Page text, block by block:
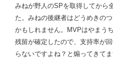
みねが野人のSPを取得してから
た。みねの後継者はどうめきの
かもしれません。 MVPはやまう
残留が確定したので、支持率が
らないですよね？と煽ってきてま